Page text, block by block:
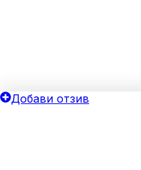
Добави отзив